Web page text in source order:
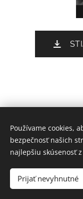
Používame cookies,
bezpečnosť našich
najlepšiu skúsenosť
Prijať nevyhnutné